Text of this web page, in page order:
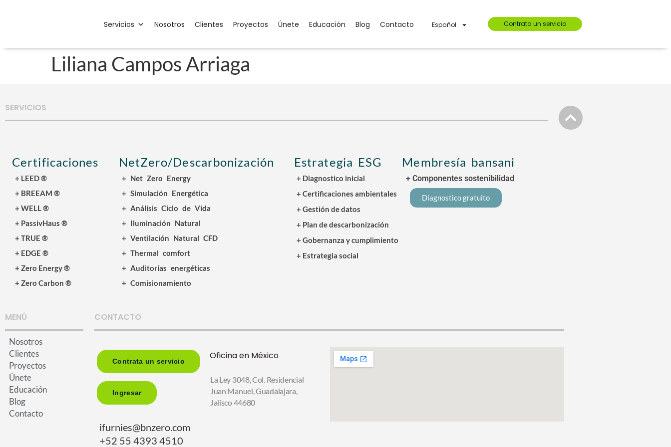
Servicios Nosotros Clientes Proyectos Únete Educación Blog Contacto Español Contrata un servicio
Liliana Campos Arriaga
SERVICIOS
Certificaciones NetZero/Descarbonización Estrategia ESG Membresía bansani
+ LEED ®
+ BREEAM ®
+ WELL ®
+ PassivHaus ®
+ TRUE ®
+ EDGE ®
+ Zero Energy ®
+ Zero Carbon ®
+ Net Zero Energy
+ Simulación Energética
+ Análisis Ciclo de Vida
+ Iluminación Natural
+ Ventilación Natural CFD
+ Thermal comfort
+ Auditorías energéticas
+ Comisionamiento
+ Diagnostico inicial
+ Certificaciones ambientales
+ Gestión de datos
+ Plan de descarbonización
+ Gobernanza y cumplimiento
+ Estrategia social
+ Componentes sostenibilidad
Diagnostico gratuito
MENÚ CONTACTO
Nosotros
Clientes
Proyectos
Únete
Educación
Blog
Contacto
Contrata un servicio
Ingresar
ifurnies@bnzero.com
+52 55 4393 4510
Oficina en México
La Ley 3048, Col. Residencial
Juan Manuel,Guadalajara,
Jalisco 44680